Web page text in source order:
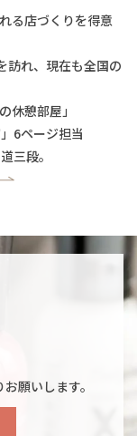
る店づくりを得意
訪れ、現在も全国の
休憩部屋」
6ページ担当
三段。
願いします。